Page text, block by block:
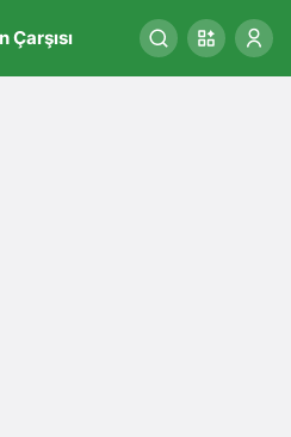
Çarşısı